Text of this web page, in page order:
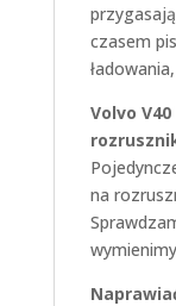
czasem
Volvo
na